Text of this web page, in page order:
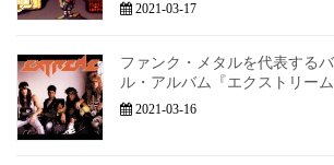
2021-03-17
ファンク・メタルを代表する
ル・アルバム『エクストリーム
2021-03-16